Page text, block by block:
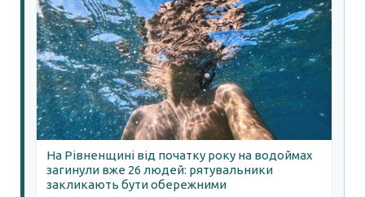
На Рівненщині від початку року на водоймах
загинули вже 26 людей: рятувальники
закликають бути обережними